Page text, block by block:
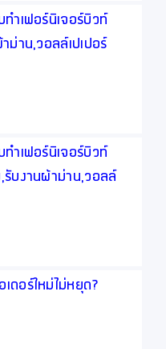
ทำเฟอร์นิเจอร์บิวท์
ม่าน,วอลล์เปเปอร์
ารับงานโดยตรงจาก
ทำเฟอร์นิเจอร์บิวท์
รับงานผ้าม่าน,วอลล์
าฟรี (เรารับงาน
ดอร์ใหม่ไม่หยุด?